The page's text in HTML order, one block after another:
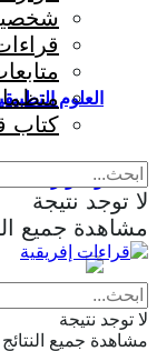
العلوم
والمؤثرات
كتاب
لا توجد نتيجة
مشاهدة جميع
لا توجد نتيجة
مشاهدة جميع النتائج